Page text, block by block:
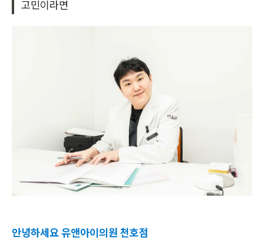
고민이라면
안녕하세요 유앤아이의원 천호점